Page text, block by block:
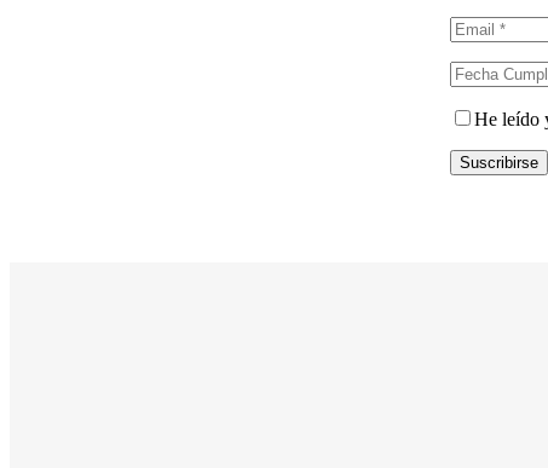
He leído
Suscribirse